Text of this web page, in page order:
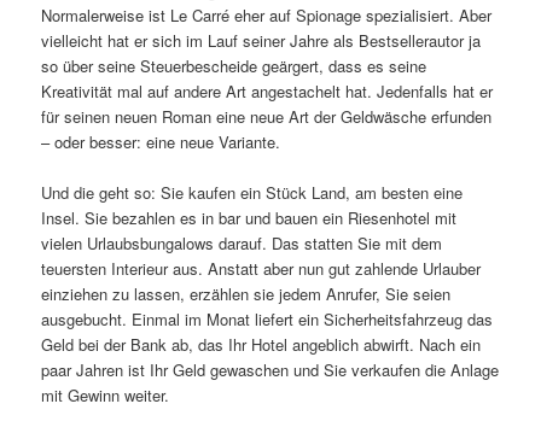
Normalerweise ist Le Carré eher auf Spionage spezialisiert. Aber
vielleicht hat er sich im Lauf seiner Jahre als Bestsellerautor ja
so über seine Steuerbescheide geärgert, dass es seine
Kreativität mal auf andere Art angestachelt hat. Jedenfalls hat er
für seinen neuen Roman eine neue Art der Geldwäsche erfunden
– oder besser: eine neue Variante.
Und die geht so: Sie kaufen ein Stück Land, am besten eine
Insel. Sie bezahlen es in bar und bauen ein Riesenhotel mit
vielen Urlaubsbungalows darauf. Das statten Sie mit dem
teuersten Interieur aus. Anstatt aber nun gut zahlende Urlauber
einziehen zu lassen, erzählen sie jedem Anrufer, Sie seien
ausgebucht. Einmal im Monat liefert ein Sicherheitsfahrzeug das
Geld bei der Bank ab, das Ihr Hotel angeblich abwirft. Nach ein
paar Jahren ist Ihr Geld gewaschen und Sie verkaufen die Anlage
mit Gewinn weiter.